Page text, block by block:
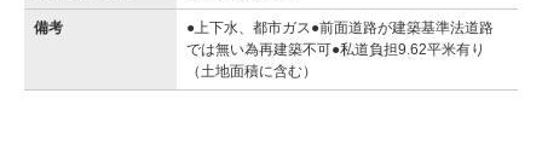
備考
●上下水、都市ガス●前面道路が建築基準法道路
では無い為再建築不可●私道負担9.62平米有り
（土地面積に含む）